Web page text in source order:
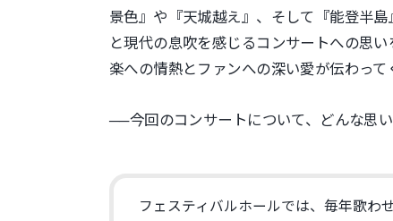
景色』や『天城越え』、そして『能登半島
と現代の息吹を感じるコンサートへの思い
楽への情熱とファンへの深い愛が伝わって
──今回のコンサートについて、どんな思
フェスティバルホールでは、毎年歌わ